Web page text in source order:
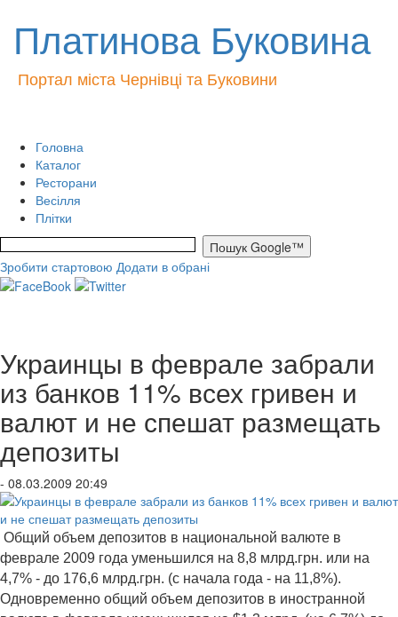
Платинова Буковина
Портал міста Чернівці та Буковини
Головна
Каталог
Ресторани
Весілля
Плітки
Зробити стартовою Додати в обрані
Украинцы в феврале забрали
из банков 11% всех гривен и
валют и не спешат размещать
депозиты
- 08.03.2009 20:49
Общий объем депозитов в национальной валюте в
феврале 2009 года уменьшился на 8,8 млрд.грн. или на
4,7% - до 176,6 млрд.грн. (с начала года - на 11,8%).
Одновременно общий объем депозитов в иностранной